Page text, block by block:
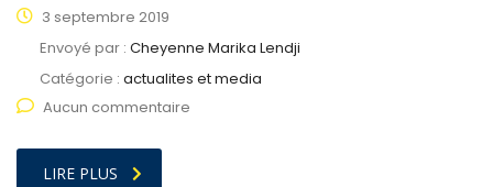
3 septembre 2019
Envoyé par : Cheyenne Marika Lendji
Catégorie : actualites et media
Aucun commentaire
LIRE PLUS